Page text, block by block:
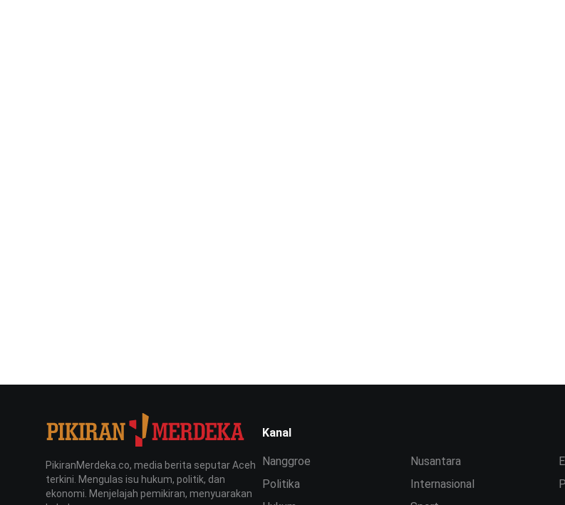
PikiranMerdeka.co, media berita seputar Aceh
terkini. Mengulas isu hukum, politik, dan
ekonomi. Menjelajah pemikiran, menyuarakan
Kanal
Nanggroe
Politika
Nusantara
Internasional